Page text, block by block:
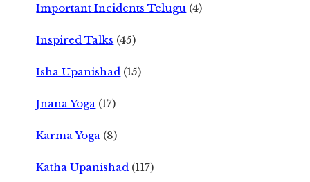
Important Incidents Telugu (4)
Inspired Talks (45)
Isha Upanishad (15)
Jnana Yoga (17)
Karma Yoga (8)
Katha Upanishad (117)